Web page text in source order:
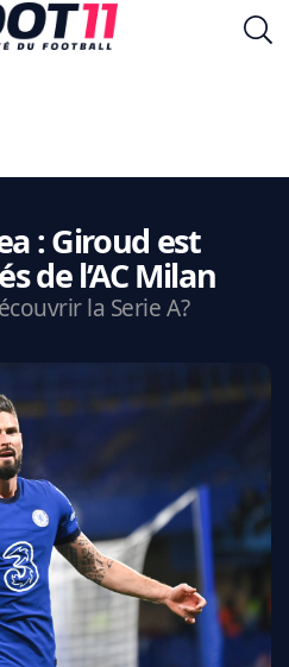
: Giroud est
de l’AC Milan
la Serie A?